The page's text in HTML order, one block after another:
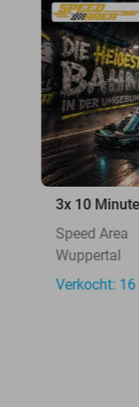
3x 10
Speed Area
Wuppertal
Verkocht: 16